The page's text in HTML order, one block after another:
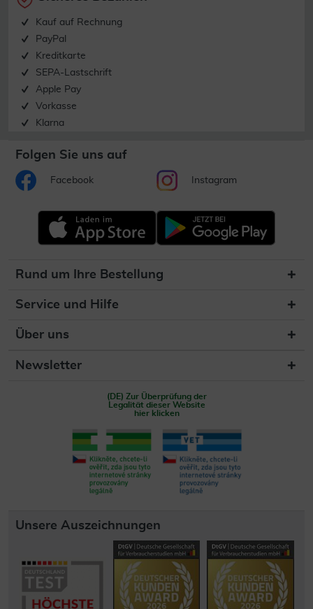
Kauf auf Rechnung
PayPal
Kreditkarte
SEPA-Lastschrift
Apple Pay
Vorkasse
Klarna
Folgen Sie uns auf
Facebook Instagram
Rund um Ihre Bestellung
Service und Hilfe
Über uns
Newsletter
(DE) Zur Überprüfung der
Legalität dieser Website
hier klicken
Unsere Auszeichnungen